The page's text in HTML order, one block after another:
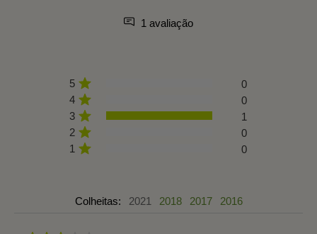
1 avaliação
5
0
4
0
3
1
2
0
1
0
Colheitas: 2021 2018 2017 2016